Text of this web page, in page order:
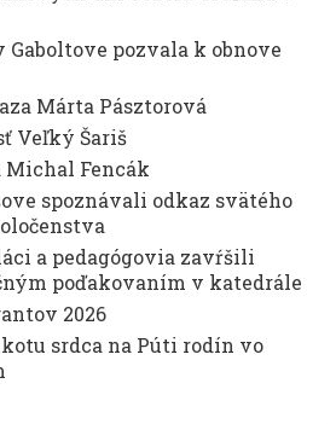
pozvala k obnove
Márta Pásztorová
Veľký Šariš
Michal Fencák
spoznávali odkaz svätého
a pedagógovia zavŕšili
poďakovaním v katedrále
2026
srdca na Púti rodín vo